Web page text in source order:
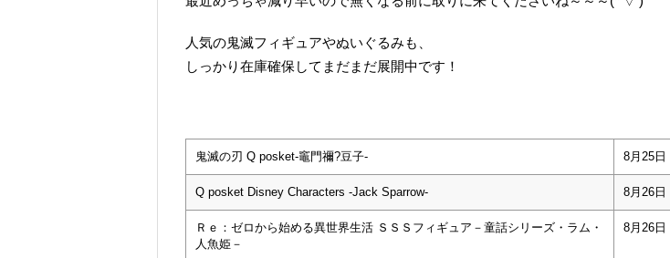
人気の鬼滅フィギュアやぬいぐるみも、
しっかり在庫確保してまだまだ展開中です！
鬼滅の刃 Q posket-竈門禰?豆子- 8月25日
Q posket Disney Characters -Jack Sparrow- 8月26日
Ｒｅ：ゼロから始める異世界生活 ＳＳＳフィギュア－童話シリーズ・ラム・
人魚姫－
8月26日